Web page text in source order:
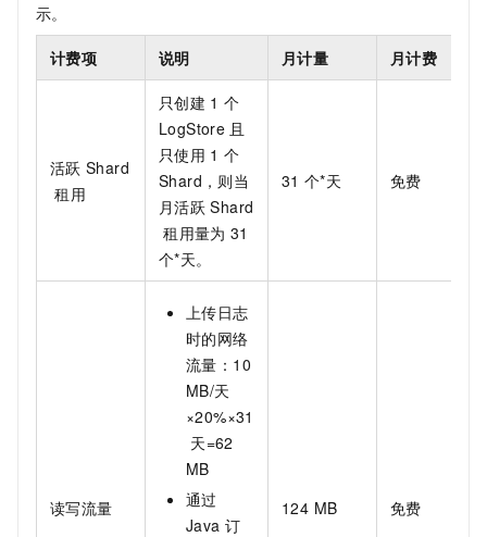
示。
计费项 说明 月计量 月计费
活跃 Shard
租用
只创建 1 个
LogStore 且
只使用 1 个
Shard，则当
月活跃 Shard
租用量为 31
个*天。
31 个*天 免费
读写流量
上传日志
时的网络
流量：10
MB/天
×20%×31
天=62
MB
通过
Java 订
124 MB 免费